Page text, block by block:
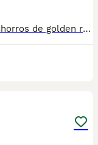
PRECIOOOOO REALLLL Auténticos cachorros de golden retriever se pueden venir a ver sin compromiso Muchos años de experiencia con esta única raza nietos de campeones